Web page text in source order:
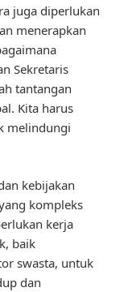
juga diperlukan
menerapkan
Sekretaris
tantangan
Kita harus
melindungi
kebijakan
kompleks
kerja
baik
swasta, untuk
dan